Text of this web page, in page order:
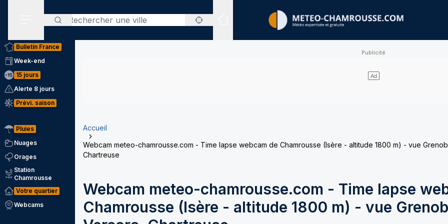
Rechercher
Sites expertisés
Bulletin France
Week-end
15 jours
Alerte 8 jours
Prévi. saison
Pluies
Nuages
Orages
Station
Chamrousse
Votre quartier
Webcams
Accueil
Webcam meteo-chamrousse.com - Time lapse webcam de Chamrousse (Isère - altitude 1800 m) - vue
Chartreuse
Webcam meteo-chamrousse.com - Time lapse
Chamrousse (Isère - altitude 1800 m) - vue